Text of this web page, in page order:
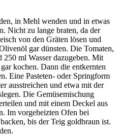
in Mehl wenden und in etwas
Nicht zu lange braten, da der
von den Gräten lösen und
gar dünsten. Die Tomaten,
ml Wasser dazugeben. Mit
kochen. Dann die entkernten
Eine Pasteten- oder Springform
ausstreichen und etwa mit der
Die Gemüsemischung
und mit einem Deckel aus
Im vorgeheizten Ofen bei
bis der Teig goldbraun ist.